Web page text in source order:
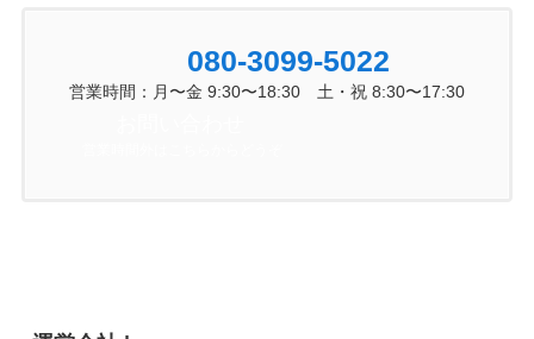
080-3099-5022
営業時間：月〜金 9:30〜18:30 土・祝 8:30〜17:30